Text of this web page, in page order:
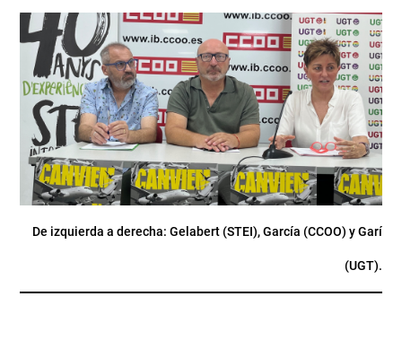
De izquierda a derecha: Gelabert (STEI), García (CCOO) y Garí
(UGT).